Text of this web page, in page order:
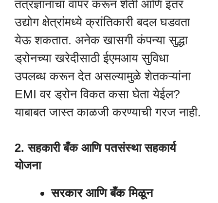
तंत्रज्ञानाचा वापर करून शेती आणि इतर
उद्योग क्षेत्रांमध्ये क्रांतिकारी बदल घडवता
येऊ शकतात. अनेक खासगी कंपन्या सुद्धा
ड्रोनच्या खरेदीसाठी ईएमआय सुविधा
उपलब्ध करून देत असल्यामुळे शेतकऱ्यांना
EMI वर ड्रोन विकत कसा घेता येईल?
याबाबत जास्त काळजी करण्याची गरज नाही.
2. सहकारी बँक आणि पतसंस्था सहकार्य
योजना
सरकार आणि बँक मिळून